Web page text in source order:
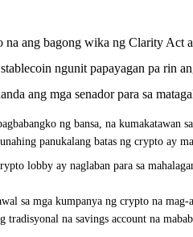
ang bagong wika ng Clarity Act
ngunit papayagan pa rin
ang mga senador para sa
ng bansa, na
panukalang batas ng crypto
lobby ay naglaban para sa
sa mga kumpanya ng crypto na
na savings account na